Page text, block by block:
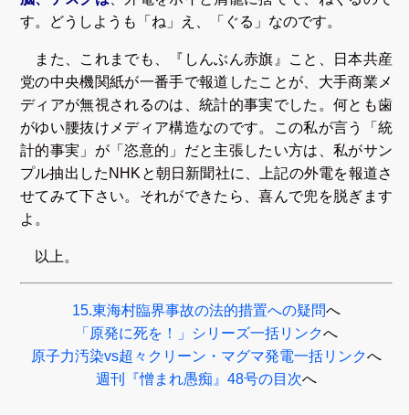
す。どうしようも「ね」え、「ぐる」なのです。
また、これまでも、『しんぶん赤旗』こと、日本共産
党の中央機関紙が一番手で報道したことが、大手商業メ
ディアが無視されるのは、統計的事実でした。何とも歯
がゆい腰抜けメディア構造なのです。この私が言う「統
計的事実」が「恣意的」だと主張したい方は、私がサン
プル抽出したNHKと朝日新聞社に、上記の外電を報道さ
せてみて下さい。それができたら、喜んで兜を脱ぎます
よ。
以上。
15.東海村臨界事故の法的措置への疑問へ
「原発に死を！」シリーズ一括リンクへ
原子力汚染vs超々クリーン・マグマ発電一括リンクへ
週刊『憎まれ愚痴』48号の目次へ